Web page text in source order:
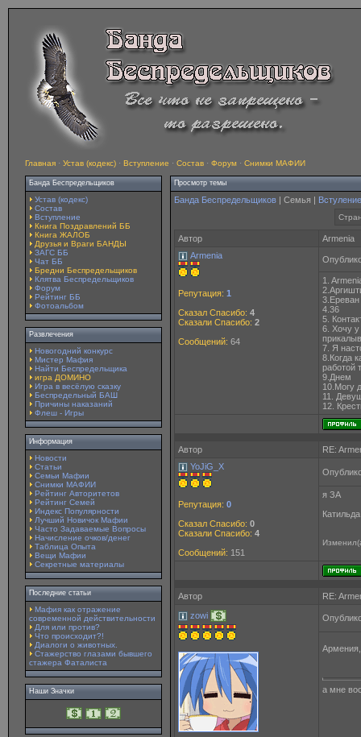
Главная · Устав (кодекс) · Вступление · Состав · Форум · Снимки МАФИИ
Банда Беспредельщиков
Устав (кодекс)
Состав
Вступление
Книга Поздравлений ББ
Книга ЖАЛОБ
Друзья и Враги БАНДЫ
ЗАГС ББ
Чат ББ
Бредни Беспредельщиков
Клятва Беспредельщиков
Форум
Рейтинг ББ
Фотоальбом
Развлечения
Новогодний конкурс
Мистер Мафия
Найти Беспредельщика
игра ДОМИНО
Игра в весёлую сказку
Беспредельный БАШ
Причины наказаний
Флеш - Игры
Информация
Новости
Статьи
Семьи Мафии
Снимки МАФИИ
Рейтинг Авторитетов
Рейтинг Семей
Индекс Популярности
Лучший Новичок Мафии
Часто Задаваемые Вопросы
Начисление очков/денег
Таблица Опыта
Вещи Мафии
Секретные материалы
Последние статьи
Мафия как отражение
современной действительности
Для или против?
Что происходит?!
Диалоги о животных.
Стажерство глазами бывшего
стажера Фаталиста
Наши Значки
Просмотр темы
Банда Беспредельщиков | Семья | Встуление
Автор
Armenia
Armenia
Репутация: 1
Сказал Спасибо: 4
Сказали Спасибо: 2
Сообщений: 64
1.
3.Ереван
4.36
5.
6. Хочу
7. Я
8.Когда
работой
9.Днем
10.Могу
11.
12.
Автор
RE:
YoJiG_X
Репутация: 0
Сказал Спасибо: 0
Сказали Спасибо: 4
Сообщений: 151
я ЗА
Автор
RE:
zowi
а мне